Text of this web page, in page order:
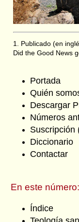
1. Publicado (en
Did the Good News
Portada
Quién
Descargar
Números
Suscripción
Diccionario
Contactar
En este número:
Índice